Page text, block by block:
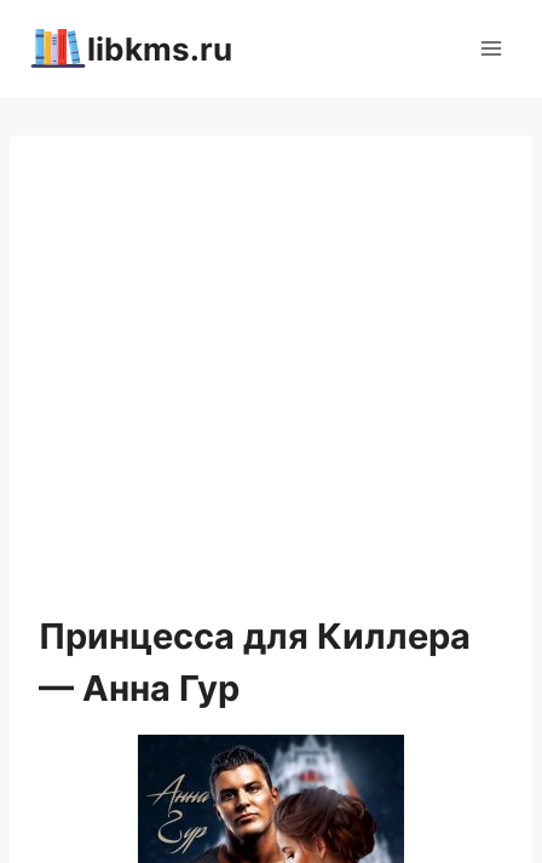
libkms.ru
Принцесса для Киллера
— Анна Гур